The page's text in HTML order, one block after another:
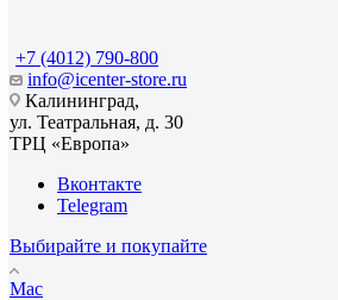
+7 (4012) 790-800
info@icenter-store.ru
Калининград,
ул. Театральная, д. 30
ТРЦ «Европа»
Вконтакте
Telegram
Выбирайте и покупайте
Mac